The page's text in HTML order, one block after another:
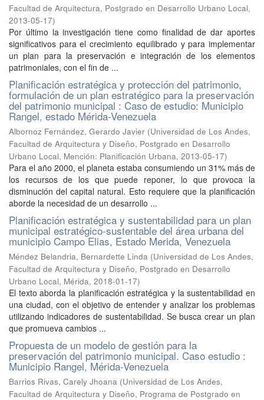
Facultad de Arquitectura, Postgrado en Desarrollo Urbano Local,
2013-05-17)
Por último la investigación tiene como finalidad de dar aportes
significativos para el crecimiento equilibrado y para implementar
un plan para la preservación e integración de los elementos
patrimoniales, con el fin de ...
Planificación estratégica y protección del patrimonio,
formulación de un plan estratégico para la preservación
del patrimonio municipal : Caso de estudio: Municipio
Rangel, estado Mérida-Venezuela
Albornoz Fernández, Gerardo Javier (Universidad de Los Andes,
Facultad de Arquitectura y Diseño, Postgrado en Desarrollo
Urbano Local, Mención: Planificación Urbana, 2013-05-17)
Para el año 2000, el planeta estaba consumiendo un 31% más de
los recursos de los que puede reponer, lo que provoca la
disminución del capital natural. Esto requiere que la planificación
aborde la necesidad de un desarrollo ...
Planificación estratégica y sustentabilidad para un plan
municipal estratégico-sustentable del área urbana del
municipio Campo Elias, Estado Merida, Venezuela
Méndez Belandria, Bernardette Linda (Universidad de Los Andes,
Facultad de Arquitectura y Diseño, Postgrado en Desarrollo
Urbano Local, Mérida, 2018-01-17)
El texto aborda la planificación estratégica y la sustentabilidad en
una ciudad, con el objetivo de entender y analizar los problemas
utilizando indicadores de sustentabilidad. Se busca crear un plan
que promueva cambios ...
Propuesta de un modelo de gestión para la
preservación del patrimonio municipal. Caso estudio :
Municipio Rangel, Mérida-Venezuela
Barrios Rivas, Carely Jhoana (Universidad de Los Andes,
Facultad de Arquitectura y Diseño, Programa de Postgrado en